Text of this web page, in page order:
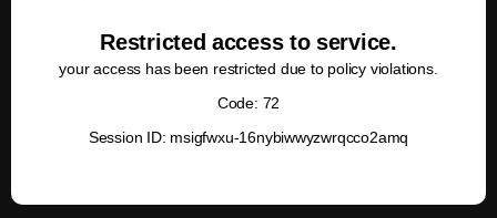
Restricted access to service.
your access has been restricted due to policy violations.
Code: 72
Session ID: msigfwxu-16nybiwwyzwrqcco2amq